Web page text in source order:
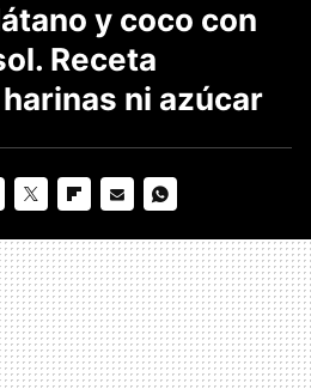
y coco con
Receta
ni azúcar
MAIL